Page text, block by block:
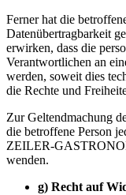
Ferner hat die
Datenübertragbarkeit
erwirken, dass die
Verantwortlichen an
werden, soweit dies
die Rechte und
Zur Geltendmachung
die betroffene Person
ZEILER-
wenden.
g) Recht auf